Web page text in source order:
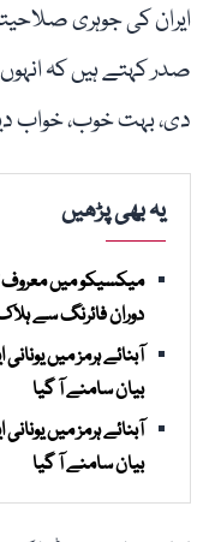
ایران کی جوہری
صدر کہتے ہیں کہ
دی، بہت خوب، خواب
یہ بھی پڑھیں
میکسیکو میں معروف
دوران فائرنگ سے
آبنائے ہرمز میں
بیان سامنے آ گیا
آبنائے ہرمز میں
بیان سامنے آ گیا